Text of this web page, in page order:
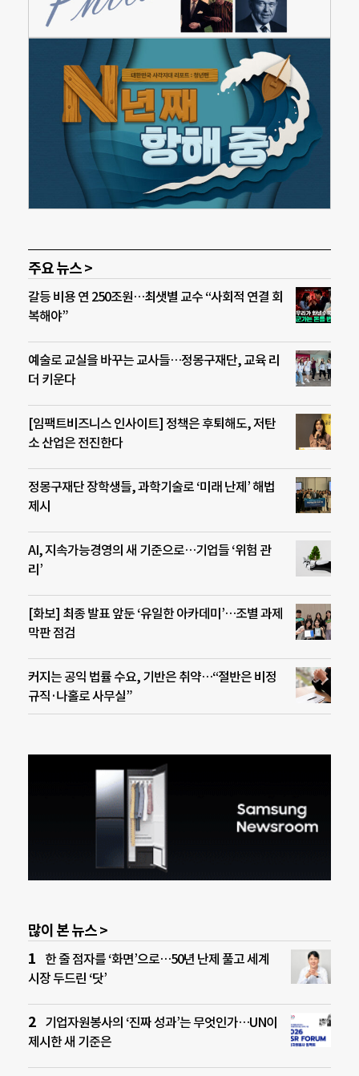
주요 뉴스 >
갈등 비용 연 250조원…최샛별 교수 “사회적 연결 회
복해야”
예술로 교실을 바꾸는 교사들…정몽구재단, 교육 리
더 키운다
[임팩트비즈니스 인사이트] 정책은 후퇴해도, 저탄
소 산업은 전진한다
정몽구재단 장학생들, 과학기술로 ‘미래 난제’ 해법
제시
AI, 지속가능경영의 새 기준으로…기업들 ‘위험 관
리’
[화보] 최종 발표 앞둔 ‘유일한 아카데미’…조별 과제
막판 점검
커지는 공익 법률 수요, 기반은 취약…“절반은 비정
규직·나홀로 사무실”
많이 본 뉴스 >
한 줄 점자를 ‘화면’으로…50년 난제 풀고 세계
시장 두드린 ‘닷’
기업자원봉사의 ‘진짜 성과’는 무엇인가…UN이
제시한 새 기준은